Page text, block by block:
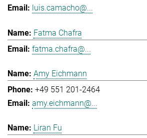
luis.camacho@...
Fatma Chafra
fatma.chafra@...
Amy Eichmann
+49 551 201-2464
amy.eichmann@...
Liran Fu